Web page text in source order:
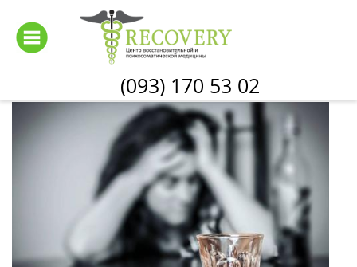
основному
(093) 170 53 02